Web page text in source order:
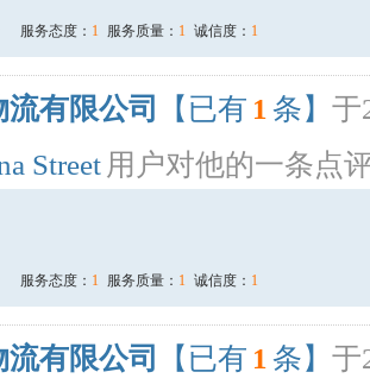
服务态度： 1 服务质量： 1 诚信度： 1
有限公司 【已有 1 条】 于
Street 用户对他的一条点
服务态度： 1 服务质量： 1 诚信度： 1
有限公司 【已有 1 条】 于